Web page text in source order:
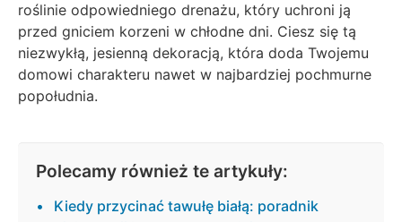
roślinie odpowiedniego drenażu, który uchroni ją
przed gniciem korzeni w chłodne dni. Ciesz się tą
niezwykłą, jesienną dekoracją, która doda Twojemu
domowi charakteru nawet w najbardziej pochmurne
popołudnia.
Polecamy również te artykuły:
Kiedy przycinać tawułę białą: poradnik